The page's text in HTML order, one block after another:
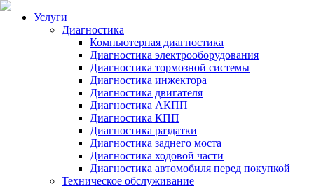
Услуги
Диагностика
Компьютерная диагностика
Диагностика электрооборудования
Диагностика тормозной системы
Диагностика инжектора
Диагностика двигателя
Диагностика АКПП
Диагностика КПП
Диагностика раздатки
Диагностика заднего моста
Диагностика ходовой части
Диагностика автомобиля перед покупкой
Техническое обслуживание